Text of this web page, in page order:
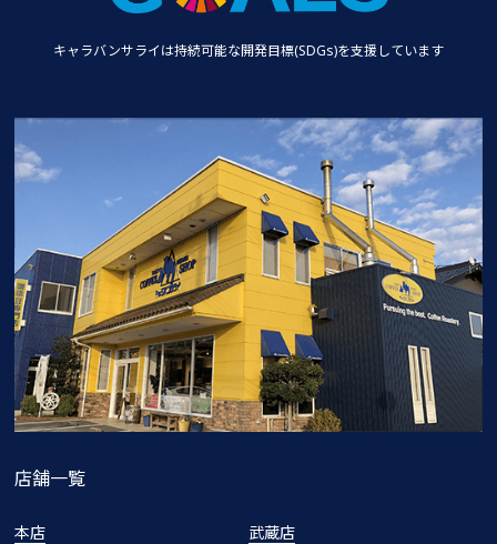
キャラバンサライは持続可能な開発目標(SDGs)を支援しています
店舗一覧
本店
武蔵店